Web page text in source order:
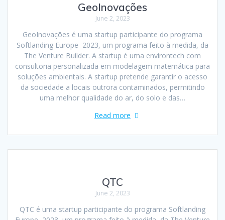
GeoInovações
June 2, 2023
GeoInovações é uma startup participante do programa
Softlanding Europe 2023, um programa feito à medida, da
The Venture Builder. A startup é uma environtech com
consultoria personalizada em modelagem matemática para
soluções ambientais. A startup pretende garantir o acesso
da sociedade a locais outrora contaminados, permitindo
uma melhor qualidade do ar, do solo e das…
Read more
QTC
June 2, 2023
QTC é uma startup participante do programa Softlanding